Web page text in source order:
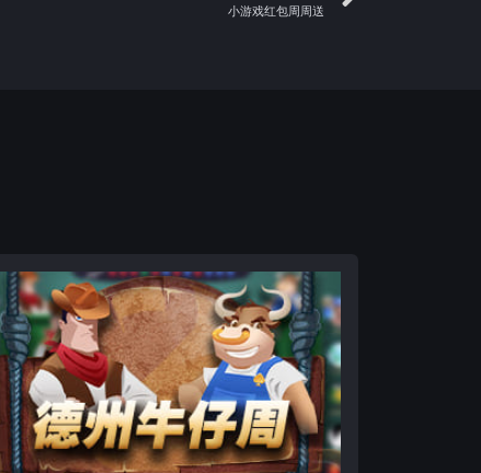
小游戏红包周周送